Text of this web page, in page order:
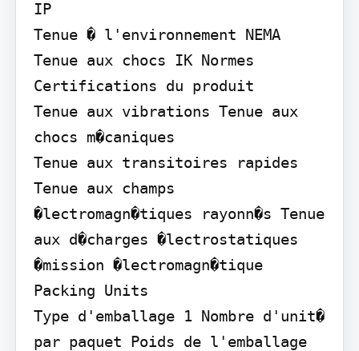
IP
Tenue � l'environnement NEMA
Tenue aux chocs IK Normes
Certifications du produit
Tenue aux vibrations Tenue aux
chocs m�caniques
Tenue aux transitoires rapides
Tenue aux champs
�lectromagn�tiques rayonn�s Tenue
aux d�charges �lectrostatiques
�mission �lectromagn�tique
Packing Units
Type d'emballage 1 Nombre d'unit�
par paquet Poids de l'emballage